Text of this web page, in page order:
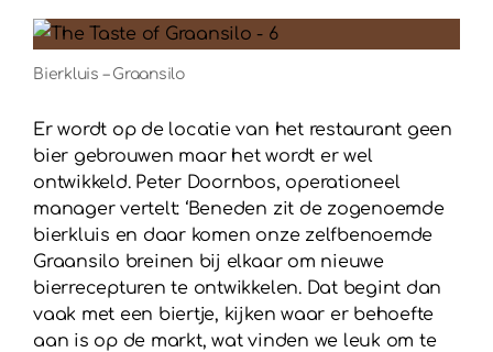
Bierkluis – Graansilo
Er wordt op de locatie van het restaurant geen
bier gebrouwen maar het wordt er wel
ontwikkeld. Peter Doornbos, operationeel
manager vertelt: ‘Beneden zit de zogenoemde
bierkluis en daar komen onze zelfbenoemde
Graansilo breinen bij elkaar om nieuwe
bierrecepturen te ontwikkelen. Dat begint dan
vaak met een biertje, kijken waar er behoefte
aan is op de markt, wat vinden we leuk om te